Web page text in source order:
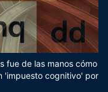
fue de las manos cómo
'impuesto cognitivo' por